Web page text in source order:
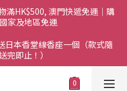
滿HK$500, 澳門快遞免運｜購
家及地區免運
日本香堂線香座一個（款式隨
完即止！）